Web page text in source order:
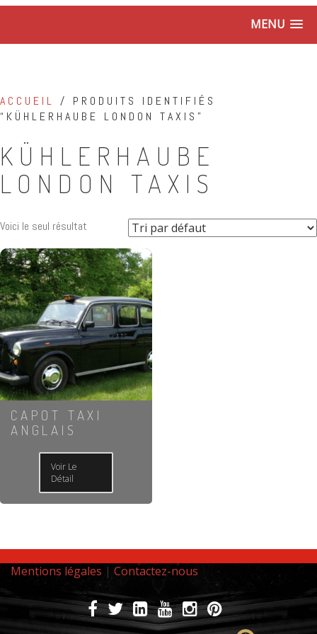
MENU
ACCUEIL / PRODUITS IDENTIFIÉS
“KÜHLERHAUBE LONDON TAXIS”
KÜHLERHAUBE
LONDON TAXIS
Voici le seul résultat
CAPOT TAXI
ANGLAIS
Voir Le
Détail
Mentions légales | Contactez-nous